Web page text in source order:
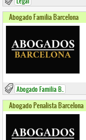
Abogado Familia Barcelona
Abogado Familia B..
Abogado Penalista Barcelona